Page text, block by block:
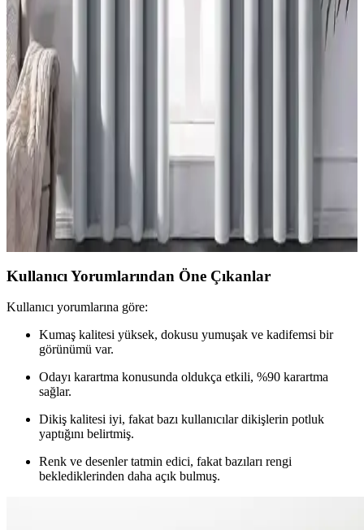
sunar. Perdelerle kombinasyon, sıcaklık ve derinlik katar.
Mutfak Pencereleri İçin Fonksiyonel ve Estetik
Perde Seçenekleri ve Montaj Yöntemleri
Mutfak pencerelerinin tasarımına uygun perde seçimi, ışık kontrolü
ve kullanım kolaylığı sağlar. Roman storlar, kafe perdeleri ve entegre
sistemler, estetik ve fonksiyonel çözümler sunar.
Perdelerde Grommet Kullanımının Estetik ve
Fonksiyonel Değerlendirmesi
Grommetli perdeler, seri üretim ve metal halkaların görünürlüğü
nedeniyle 'ucuz' algısı taşır. Ancak fonksiyonellik ve modern
dekorasyonlarda uyum sağlama avantajları bulunur.
Kullanıcı Yorumlarından Öne Çıkanlar
Kullanıcı yorumlarına göre:
Kumaş kalitesi yüksek, dokusu yumuşak ve kadifemsi bir
görünümü var.
Odayı karartma konusunda oldukça etkili, %90 karartma
sağlar.
Dikiş kalitesi iyi, fakat bazı kullanıcılar dikişlerin potluk
yaptığını belirtmiş.
Renk ve desenler tatmin edici, fakat bazıları rengi
beklediklerinden daha açık bulmuş.